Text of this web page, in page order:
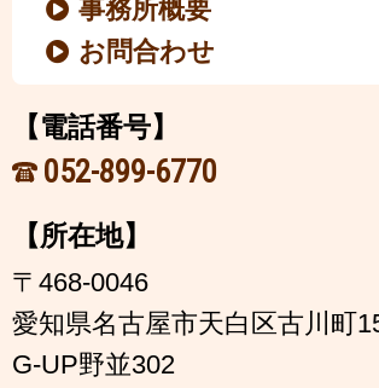
事務所概要
お問合わせ
【電話番号】
052-899-6770
【所在地】
〒468-0046
愛知県名古屋市天白区古川町
G-UP野並302